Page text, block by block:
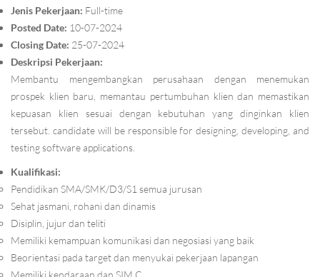
Jenis Pekerjaan: Full-time
Posted Date: 10-07-2024
Closing Date: 25-07-2024
Deskripsi Pekerjaan:
Membantu mengembangkan perusahaan dengan menemukan
prospek klien baru, memantau pertumbuhan klien dan memastikan
kepuasan klien sesuai dengan kebutuhan yang dinginkan klien
tersebut. candidate will be responsible for designing, developing, and
testing software applications.
Kualifikasi:
Pendidikan SMA/SMK/D3/S1 semua jurusan
Sehat jasmani, rohani dan dinamis
Disiplin, jujur dan teliti
Memiliki kemampuan komunikasi dan negosiasi yang baik
Beorientasi pada target dan menyukai pekerjaan lapangan
Memiliki kendaraan dan SIM C